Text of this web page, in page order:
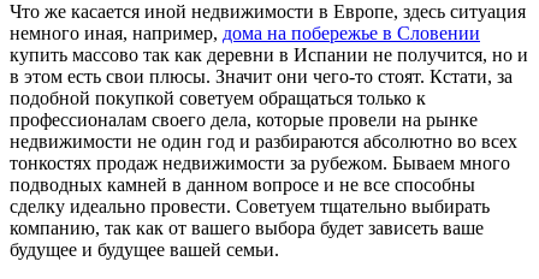
Что же касается иной недвижимости в Европе, здесь ситуация
немного иная, например, дома на побережье в Словении
купить массово так как деревни в Испании не получится, но и
в этом есть свои плюсы. Значит они чего-то стоят. Кстати, за
подобной покупкой советуем обращаться только к
профессионалам своего дела, которые провели на рынке
недвижимости не один год и разбираются абсолютно во всех
тонкостях продаж недвижимости за рубежом. Бываем много
подводных камней в данном вопросе и не все способны
сделку идеально провести. Советуем тщательно выбирать
компанию, так как от вашего выбора будет зависеть ваше
будущее и будущее вашей семьи.